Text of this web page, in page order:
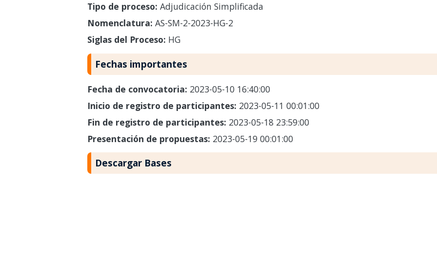
Tipo de proceso: Adjudicación Simplificada
Nomenclatura: AS-SM-2-2023-HG-2
Siglas del Proceso: HG
Fechas importantes
Fecha de convocatoria: 2023-05-10 16:40:00
Inicio de registro de participantes: 2023-05-11 00:01:00
Fin de registro de participantes: 2023-05-18 23:59:00
Presentación de propuestas: 2023-05-19 00:01:00
Descargar Bases